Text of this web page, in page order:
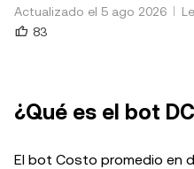
Actualizado el 5 ago 2026
83
¿Qué es el bot
El bot Costo promedio en